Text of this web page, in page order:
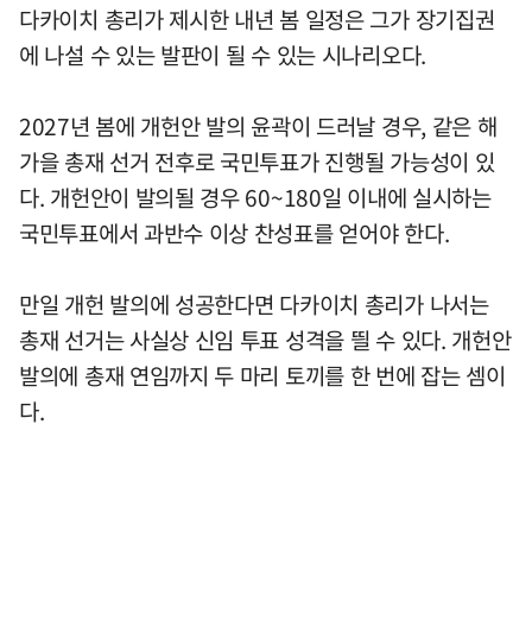
다카이치 총리가 제시한 내년 봄 일정은 그가 장기집권
에 나설 수 있는 발판이 될 수 있는 시나리오다.
2027년 봄에 개헌안 발의 윤곽이 드러날 경우, 같은 해
가을 총재 선거 전후로 국민투표가 진행될 가능성이 있
다. 개헌안이 발의될 경우 60~180일 이내에 실시하는
국민투표에서 과반수 이상 찬성표를 얻어야 한다.
만일 개헌 발의에 성공한다면 다카이치 총리가 나서는
총재 선거는 사실상 신임 투표 성격을 띌 수 있다. 개헌안
발의에 총재 연임까지 두 마리 토끼를 한 번에 잡는 셈이
다.